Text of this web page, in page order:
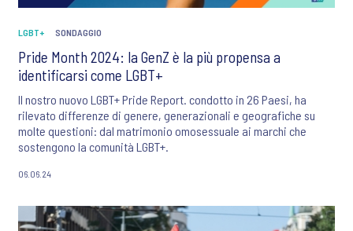
LGBT+ SONDAGGIO
Pride Month 2024: la GenZ è la più propensa a
identificarsi come LGBT+
Il nostro nuovo LGBT+ Pride Report. condotto in 26 Paesi, ha
rilevato differenze di genere, generazionali e geografiche su
molte questioni: dal matrimonio omosessuale ai marchi che
sostengono la comunità LGBT+.
06.06.24